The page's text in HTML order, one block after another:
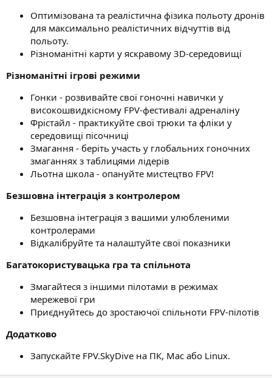
Оптимізована та реалістична фізика польоту дронів
для максимально реалістичних відчуттів від
польоту.
Різноманітні карти у яскравому 3D-середовищі
Різноманітні ігрові режими
Гонки - розвивайте свої гоночні навички у
високошвидкісному FPV-фестивалі адреналіну
Фрістайл - практикуйте свої трюки та фліки у
середовищі пісочниці
Змагання - беріть участь у глобальних гоночних
змаганнях з таблицями лідерів
Льотна школа - опануйте мистецтво FPV!
Безшовна інтеграція з контролером
Безшовна інтеграція з вашими улюбленими
контролерами
Відкалібруйте та налаштуйте свої показники
Багатокористувацька гра та спільнота
Змагайтеся з іншими пілотами в режимах
мережевої гри
Приєднуйтесь до зростаючої спільноти FPV-пілотів
Додатково
Запускайте FPV.SkyDive на ПК, Mac або Linux.